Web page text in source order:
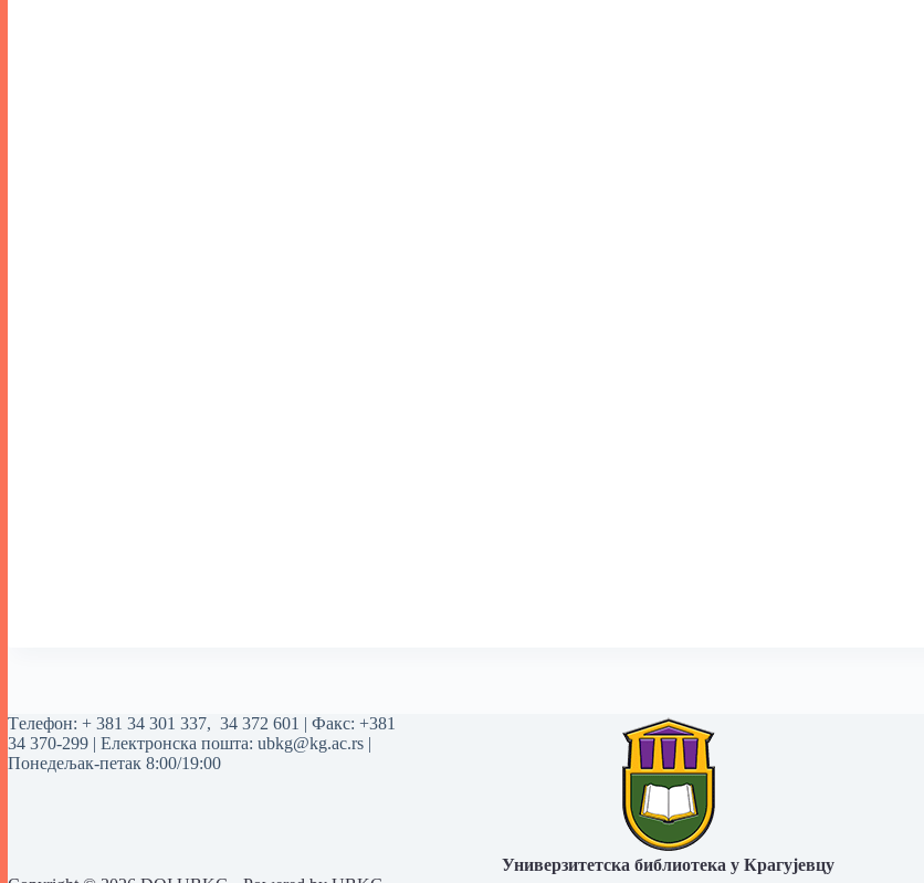
Tелефон: + 381 34 301 337, 34 372 601 | Факс: +381
34 370-299 | Електронска пошта: ubkg@kg.ac.rs |
Понедељак-петак 8:00/19:00
Универзитетска библиотека у Крагујевцу